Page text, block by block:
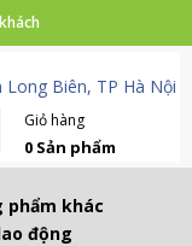
Giỏ hàng
0 Sản phẩm
phẩm khác
động